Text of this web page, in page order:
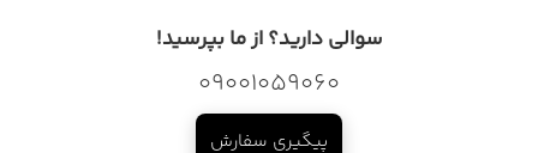
سوالی دارید؟ از ما بپرسید!
09001059060
پیگیری سفارش